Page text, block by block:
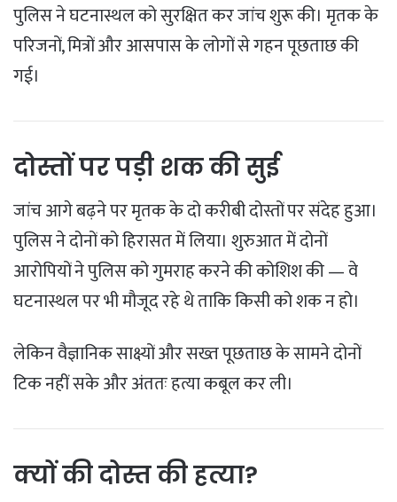
पुलिस ने घटनास्थल को सुरक्षित कर जांच शुरू की। मृतक के
परिजनों, मित्रों और आसपास के लोगों से गहन पूछताछ की
गई।
दोस्तों पर पड़ी शक की सुई
जांच आगे बढ़ने पर मृतक के दो करीबी दोस्तों पर संदेह हुआ।
पुलिस ने दोनों को हिरासत में लिया। शुरुआत में दोनों
आरोपियों ने पुलिस को गुमराह करने की कोशिश की — वे
घटनास्थल पर भी मौजूद रहे थे ताकि किसी को शक न हो।
लेकिन वैज्ञानिक साक्ष्यों और सख्त पूछताछ के सामने दोनों
टिक नहीं सके और अंततः हत्या कबूल कर ली।
क्यों की दोस्त की हत्या?